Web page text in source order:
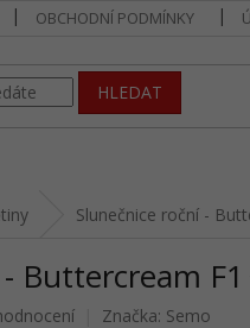
OBCHODNÍ PODMÍNKY
HLEDAT
Slunečnice roční -
Buttercream F1
Značka: Semo